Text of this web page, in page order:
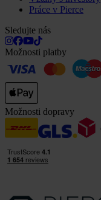
Práce v Pierce
Sledujte nás
Možnosti platby
Možnosti dopravy